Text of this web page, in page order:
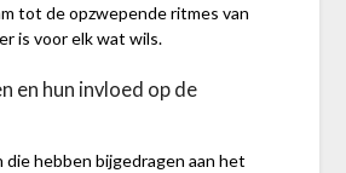
tot de opzwepende ritmes van
is voor elk wat wils.
en hun invloed op de
die hebben bijgedragen aan het